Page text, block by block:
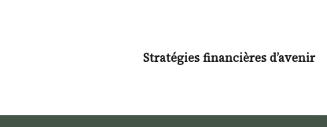
Stratégies financières d’avenir